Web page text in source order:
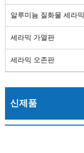
알루미늄 질화물 세라믹
세라믹 가열판
세라믹 오존판
신제품